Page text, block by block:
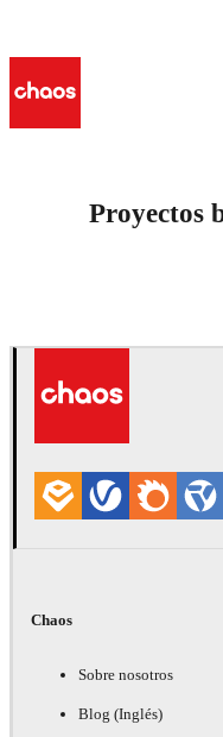
Proyectos
Chaos
Sobre nosotros
Blog (Inglés)